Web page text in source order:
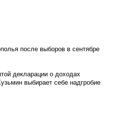
после выборов в сентябре
декларации о доходах
выбирает себе надгробие